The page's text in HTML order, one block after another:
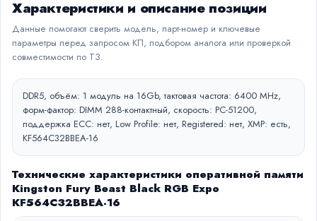
Характеристики и описание позиции
Данные помогают сверить модель, парт-номер и ключевые
параметры перед запросом КП, подбором аналога или проверкой
совместимости по ТЗ.
DDR5, объём: 1 модуль на 16Gb, тактовая частота: 6400 MHz,
форм-фактор: DIMM 288-контактный, скорость: PC-51200,
поддержка ECC: нет, Low Profile: нет, Registered: нет, XMP: есть,
KF564C32BBEA-16
Технические характеристики оперативной памяти
Kingston Fury Beast Black RGB Expo
KF564C32BBEA-16